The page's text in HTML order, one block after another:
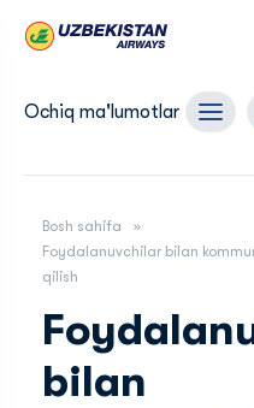
Ochiq ma'lumotlar
Bosh sahifa
Foydalanuvchilar bilan
qilish
bilan